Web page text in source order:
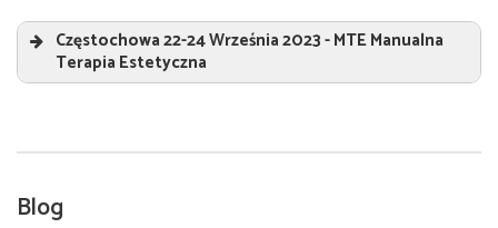
rentgenowską„
Prowadzący:Sebastian Jeruszka
Częstochowa 22-24 Września 2023 - MTE Manualna
Terapia Estetyczna
Prowadzący:Sebastian Jeruszka
Blog